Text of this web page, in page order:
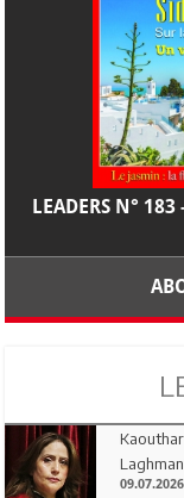
LEADERS N°
09.07.2026